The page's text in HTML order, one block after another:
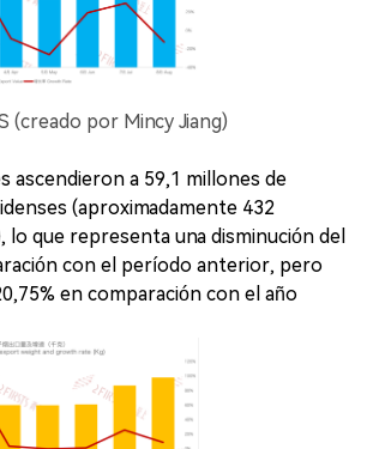
(creado por Mincy Jiang)
ascendieron a 59,1 millones de
(aproximadamente 432
lo que representa una disminución del
con el período anterior, pero
en comparación con el año